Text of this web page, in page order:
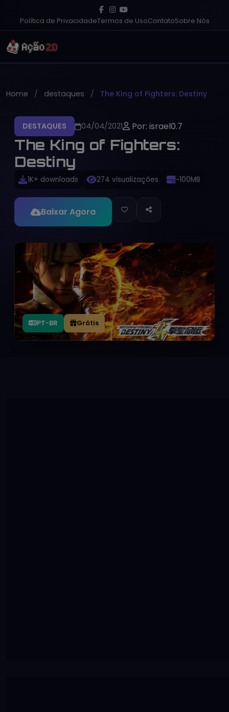
Política de PrivacidadeTermos de UsoContatoSobre Nós
Home destaques The King of Fighters: Destiny
DESTAQUES 04/04/2021 Por: israel0.7
The King of Fighters:
Destiny
1K+ downloads 274 visualizações ~100MB
Baixar Agora
PT-BR Grátis